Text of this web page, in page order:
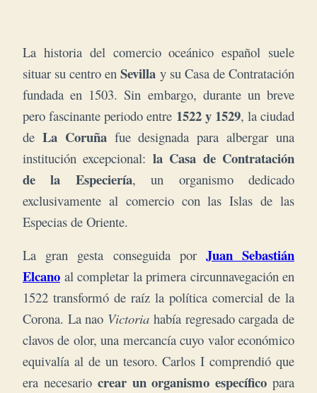
La historia del comercio oceánico español suele
situar su centro enSevilla y su Casa de Contratación
fundada en 1503. Sin embargo, durante un breve
pero fascinante periodo entre 1522 y 1529, la ciudad
de La Coruñafue designada para albergar una
institución excepcional: la Casa de Contratación
de la Especiería, un organismo dedicado
exclusivamente al comercio con las Islas de las
Especias de Oriente.
La gran gesta conseguida por Juan Sebastián
Elcano al completar la primera circunnavegación en
1522 transformó de raíz la política comercial de la
Corona. La nao Victoria había regresado cargada de
clavos de olor, una mercancía cuyo valor económico
equivalía al de un tesoro.Carlos I comprendió que
era necesario crear un organismo específico para